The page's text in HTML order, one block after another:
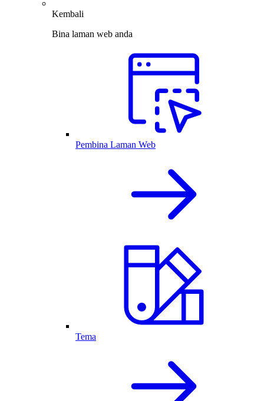
Kembali
Bina laman web anda
Pembina Laman Web
Tema